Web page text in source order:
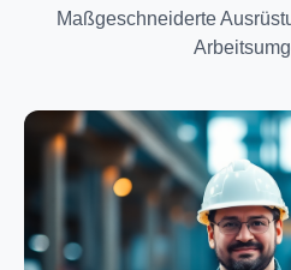
Maßgeschneiderte